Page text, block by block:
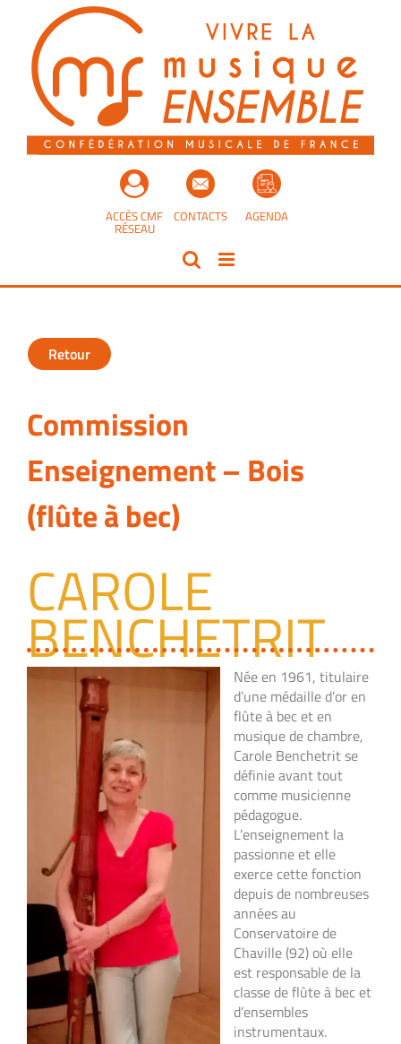
contenu
AGENDA
CONTACTS
ACCÈS CMF
RÉSEAU
Retour
Commission
Enseignement – Bois
(flûte à bec)
CAROLE
BENCHETRIT
Née en 1961, titulaire
d’une médaille d’or en
flûte à bec et en
musique de chambre,
Carole Benchetrit se
définie avant tout
comme musicienne
pédagogue.
L’enseignement la
passionne et elle
exerce cette fonction
depuis de nombreuses
années au
Conservatoire de
Chaville (92) où elle
est responsable de la
classe de flûte à bec et
d’ensembles
instrumentaux.